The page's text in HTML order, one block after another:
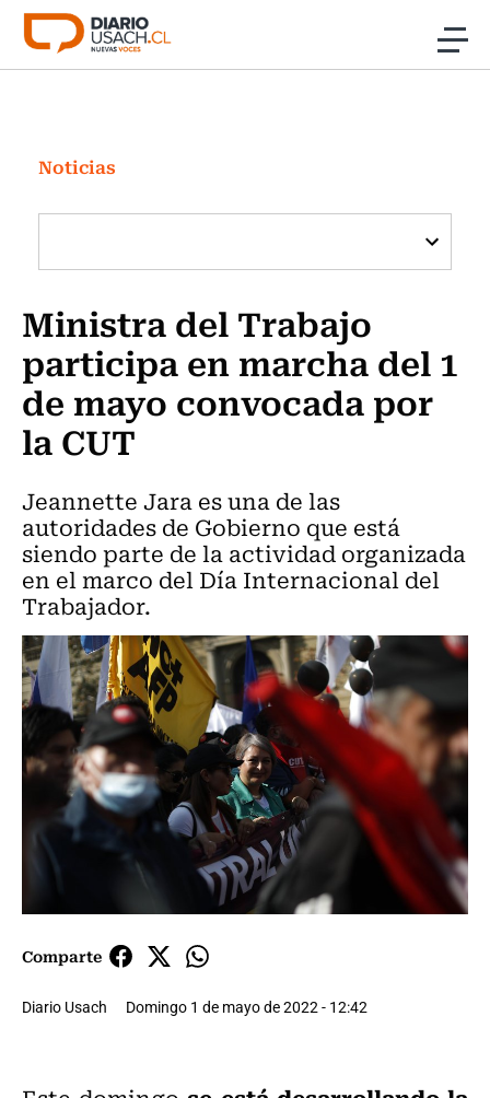
Click acá para ir directamente al contenido
Investigación
Cultura
Programas Radio y TV Usach
Noticias
Ministra del Trabajo
participa en marcha del 1
de mayo convocada por
la CUT
Jeannette Jara es una de las
autoridades de Gobierno que está
siendo parte de la actividad organizada
en el marco del Día Internacional del
Trabajador.
Comparte
Diario Usach Domingo 1 de mayo de 2022 - 12:42